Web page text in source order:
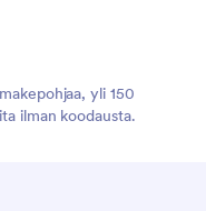
yli 150
ilman koodausta.